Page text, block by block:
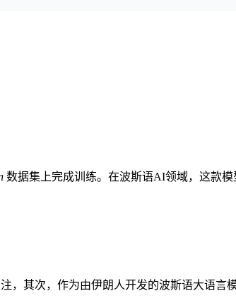
数据集上完成训练。在波斯语AI领域，这款
，其次，作为由伊朗人开发的波斯语大语言